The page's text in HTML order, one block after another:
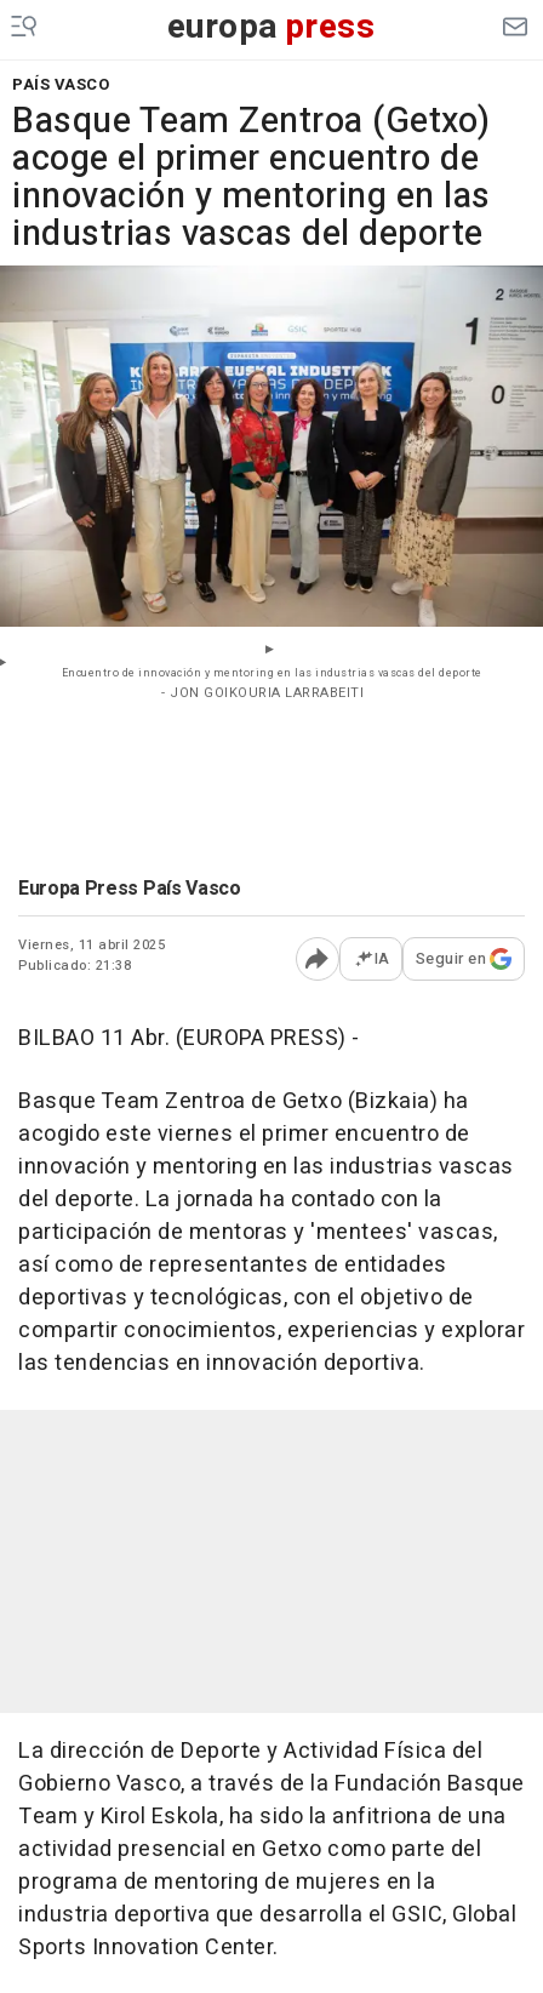
europa press
PAÍS VASCO
Basque Team Zentroa (Getxo)
acoge el primer encuentro de
innovación y mentoring en las
industrias vascas del deporte
Encuentro de innovación y mentoring en las industrias vascas del deporte
- JON GOIKOURIA LARRABEITI
Europa Press País Vasco
Viernes, 11 abril 2025
Publicado: 21:38
Abrir opciones para
IA Seguir en
BILBAO 11 Abr. (EUROPA PRESS) -
Basque Team Zentroa de Getxo (Bizkaia) ha
acogido este viernes el primer encuentro de
innovación y mentoring en las industrias vascas
del deporte. La jornada ha contado con la
participación de mentoras y 'mentees' vascas,
así como de representantes de entidades
deportivas y tecnológicas, con el objetivo de
compartir conocimientos, experiencias y explorar
las tendencias en innovación deportiva.
La dirección de Deporte y Actividad Física del
Gobierno Vasco, a través de la Fundación Basque
Team y Kirol Eskola, ha sido la anfitriona de una
actividad presencial en Getxo como parte del
programa de mentoring de mujeres en la
industria deportiva que desarrolla el GSIC, Global
Sports Innovation Center.